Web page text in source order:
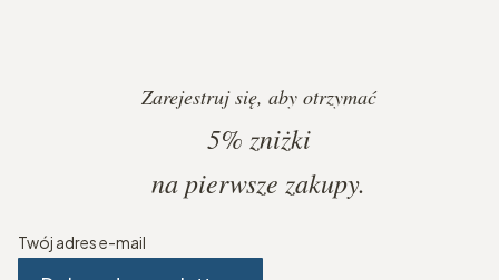
Zarejestruj się, aby otrzymać
5% zniżki
na pierwsze zakupy.
Twój adres e-mail